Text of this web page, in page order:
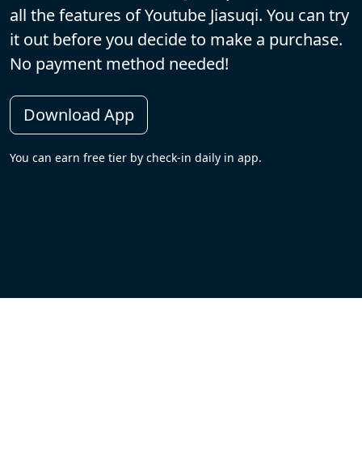
all the features of Youtube Jiasuqi. You can try
it out before you decide to make a purchase.
No payment method needed!
Download App
You can earn free tier by check-in daily in app.